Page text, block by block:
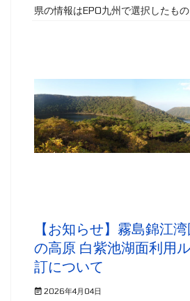
県の情報はEPO九州で選択したも
【お知らせ】霧島錦江
の高原 白紫池湖面利用
訂について
2026年4月04日